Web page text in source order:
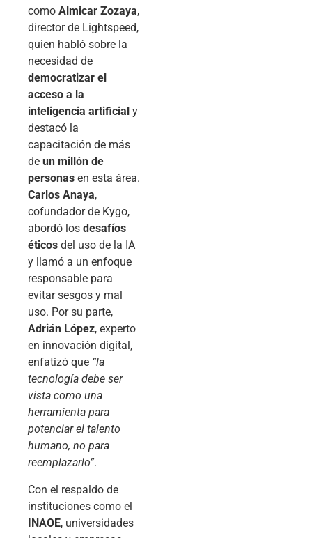
como Almicar Zozaya,
director de Lightspeed,
quien habló sobre la
necesidad de
democratizar el
acceso a la
inteligencia artificial y
destacó la
capacitación de más
de un millón de
personas en esta área.
Carlos Anaya,
cofundador de Kygo,
abordó los desafíos
éticos del uso de la IA
y llamó a un enfoque
responsable para
evitar sesgos y mal
uso. Por su parte,
Adrián López, experto
en innovación digital,
enfatizó que “la
tecnología debe ser
vista como una
herramienta para
potenciar el talento
humano, no para
reemplazarlo”.
Con el respaldo de
instituciones como el
INAOE, universidades